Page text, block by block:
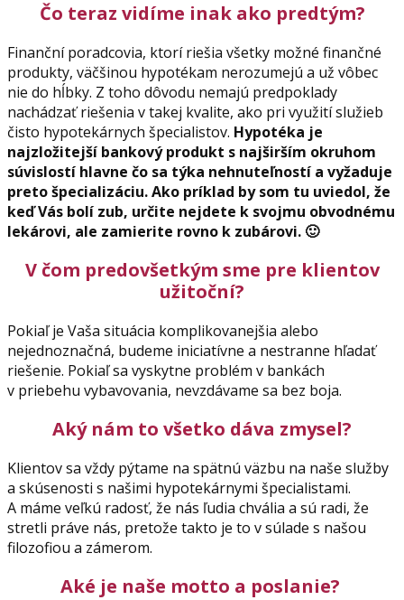
Čo teraz vidíme inak ako predtým?
Finanční poradcovia, ktorí riešia všetky možné finančné
produkty, väčšinou hypotékam nerozumejú a už vôbec
nie do hĺbky. Z toho dôvodu nemajú predpoklady
nachádzať riešenia v takej kvalite, ako pri využití služieb
čisto hypotekárnych špecialistov. Hypotéka je
najzložitejší bankový produkt s najširším okruhom
súvislostí hlavne čo sa týka nehnuteľností a vyžaduje
preto špecializáciu. Ako príklad by som tu uviedol, že
keď Vás bolí zub, určite nejdete k svojmu obvodnému
lekárovi, ale zamierite rovno k zubárovi. 🙂
V čom predovšetkým sme pre klientov
užitoční?
Pokiaľ je Vaša situácia komplikovanejšia alebo
nejednoznačná, budeme iniciatívne a nestranne hľadať
riešenie. Pokiaľ sa vyskytne problém v bankách
v priebehu vybavovania, nevzdávame sa bez boja.
Aký nám to všetko dáva zmysel?
Klientov sa vždy pýtame na spätnú väzbu na naše služby
a skúsenosti s našimi hypotekárnymi špecialistami.
A máme veľkú radosť, že nás ľudia chvália a sú radi, že
stretli práve nás, pretože takto je to v súlade s našou
filozofiou a zámerom.
Aké je naše motto a poslanie?